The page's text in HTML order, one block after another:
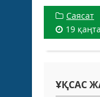
Саясат
19
ҰҚСАС